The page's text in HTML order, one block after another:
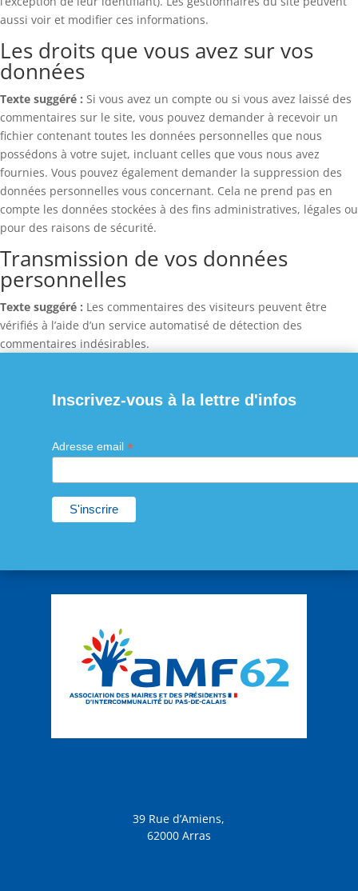
aussi voir et modifier ces informations.
Les droits que vous avez sur vos
données
Texte suggéré : Si vous avez un compte ou si vous avez laissé des
commentaires sur le site, vous pouvez demander à recevoir un
fichier contenant toutes les données personnelles que nous
possédons à votre sujet, incluant celles que vous nous avez
fournies. Vous pouvez également demander la suppression des
données personnelles vous concernant. Cela ne prend pas en
compte les données stockées à des fins administratives, légales ou
pour des raisons de sécurité.
Transmission de vos données
personnelles
Texte suggéré : Les commentaires des visiteurs peuvent être
vérifiés à l’aide d’un service automatisé de détection des
commentaires indésirables.
Inscrivez-vous à la lettre d'infos
Adresse email *
39 Rue d’Amiens,
62000 Arras